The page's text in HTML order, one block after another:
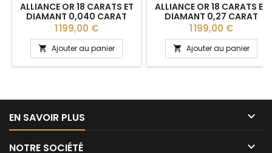
ALLIANCE OR 18 CARATS ET
DIAMANT 0,040 CARAT
BREUNING "AMARYS" - 5
MM
Prix
1 199,00 €
 Ajouter au panier
ALLIANCE OR 18 CARATS ET
DIAMANT 0,27 CARAT
"ETHELINE" 3,5 MM
Prix
1 199,00 €
 Ajouter au panier
EN SAVOIR PLUS 
NOTRE SOCIÉTÉ 